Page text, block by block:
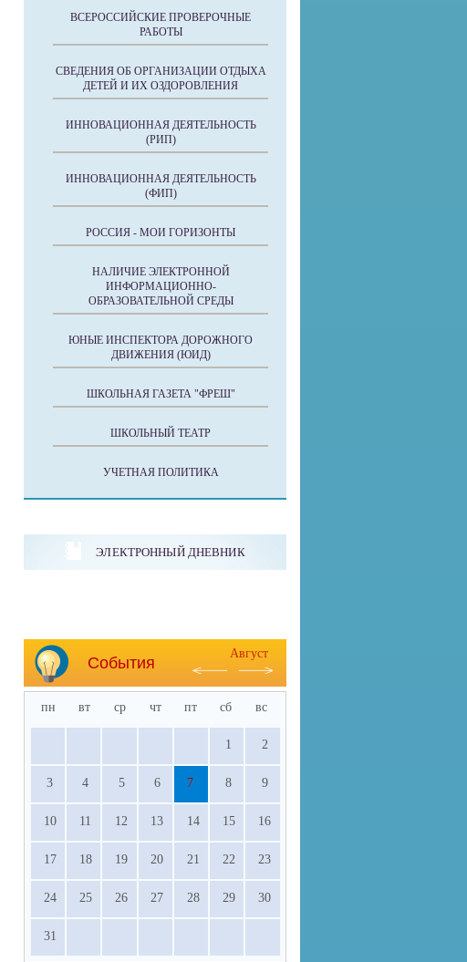
ВСЕРОССИЙСКИЕ ПРОВЕРОЧНЫЕ
РАБОТЫ
СВЕДЕНИЯ ОБ ОРГАНИЗАЦИИ ОТДЫХА
ДЕТЕЙ И ИХ ОЗДОРОВЛЕНИЯ
ИННОВАЦИОННАЯ ДЕЯТЕЛЬНОСТЬ
(РИП)
ИННОВАЦИОННАЯ ДЕЯТЕЛЬНОСТЬ
(ФИП)
РОССИЯ - МОИ ГОРИЗОНТЫ
НАЛИЧИЕ ЭЛЕКТРОННОЙ
ИНФОРМАЦИОННО-
ОБРАЗОВАТЕЛЬНОЙ СРЕДЫ
ЮНЫЕ ИНСПЕКТОРА ДОРОЖНОГО
ДВИЖЕНИЯ (ЮИД)
ШКОЛЬНАЯ ГАЗЕТА "ФРЕШ"
ШКОЛЬНЫЙ ТЕАТР
УЧЕТНАЯ ПОЛИТИКА
ЭЛЕКТРОННЫЙ ДНЕВНИК
События
Август
пн вт ср чт пт сб вс
1 2
3 4 5 6 7 8 9
10 11 12 13 14 15 16
17 18 19 20 21 22 23
24 25 26 27 28 29 30
31